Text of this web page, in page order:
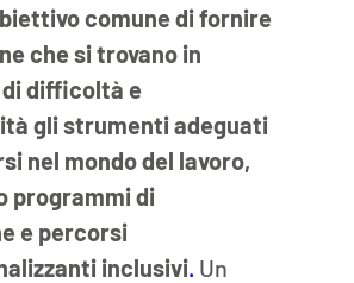
comune di fornire
che si trovano in
difficoltà e
gli strumenti adeguati
nel mondo del lavoro,
programmi di
e percorsi
inclusivi. Un